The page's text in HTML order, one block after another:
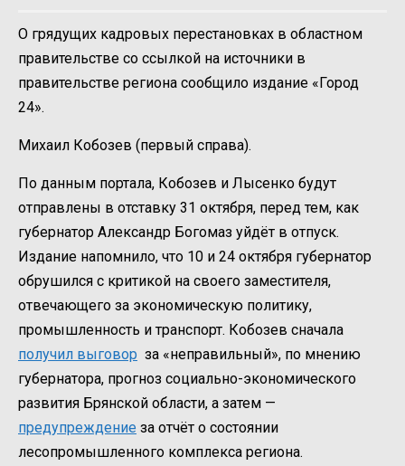
О грядущих кадровых перестановках в областном
правительстве со ссылкой на источники в
правительстве региона сообщило издание «Город
24».
Михаил Кобозев (первый справа).
По данным портала, Кобозев и Лысенко будут
отправлены в отставку 31 октября, перед тем, как
губернатор Александр Богомаз уйдёт в отпуск.
Издание напомнило, что 10 и 24 октября губернатор
обрушился с критикой на своего заместителя,
отвечающего за экономическую политику,
промышленность и транспорт. Кобозев сначала
получил выговор за «неправильный», по мнению
губернатора, прогноз социально-экономического
развития Брянской области, а затем —
предупреждение за отчёт о состоянии
лесопромышленного комплекса региона.